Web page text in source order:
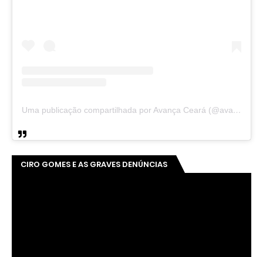
Uma publicação compartilhada por Avança Ceará (@avancaceara)
CIRO GOMES E AS GRAVES DENÚNCIAS